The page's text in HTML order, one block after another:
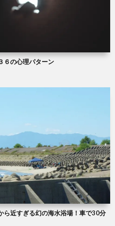
６の心理パターン
ら近すぎる幻の海水浴場！車で30分